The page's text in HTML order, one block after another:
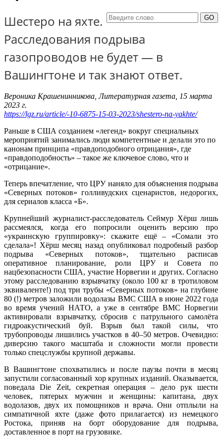
Шестеро на яхте.
Расследования подрыва
газопроводов не будет — в
Вашингтоне и так знают ответ.
Вероника Крашенинникова, Литературная газета, 15 марта
2023 г.
https://lgz.ru/article/-10-6875-15-03-2023/shestero-na-yakhte/
Раньше в США созданием «легенд» вокруг специальных
мероприятий занимались люди компетентные и делали это по
канонам принципа «правдоподобного отрицания», где
«правдоподобность» – такое же ключевое слово, что и
«отрицание».
Теперь впечатление, что ЦРУ наняло для объяснения подрыва
«Северных потоков» голливудских сценаристов, недорогих,
для сериалов класса «Б».
Крупнейший журналист-расследователь Сеймур Хёрш лишь
рассмеялся, когда его попросили оценить версию про
«украинскую группировку»: скажите ещё – «Сомали это
сделала»! Хёрш месяц назад опубликовал подробный разбор
подрыва «Северных потоков», тщательно расписав
оперативное планирование, роли ЦРУ и Совета по
нацбезопасности США, участие Норвегии и других. Согласно
этому расследованию взрывчатку (около 100 кг в тротиловом
эквиваленте!) под три трубы «Северных потоков» на глубине
80 (!) метров заложили водолазы ВМС США в июне 2022 года
во время учений НАТО, а уже в сентябре ВМС Норвегии
активировали взрывчатку, сбросив с патрульного самолёта
гидроакустический буй. Взрыв был такой силы, что
трубопроводы лишились участков в 40–50 метров. Очевидно:
диверсию такого масштаба и сложности могли провести
только спецслужбы крупной державы.
В Вашингтоне спохватились и после паузы почти в месяц
запустили согласованный хор крупных изданий. Оказывается,
поведала Die Zeit, секретная операция – дело рук шести
человек, пятерых мужчин и женщины: капитана, двух
водолазов, двух их помощников и врача. Они отплыли на
симпатичной яхте (даже фото прилагается) из немецкого
Ростока, приняв на борт оборудование для подрыва,
доставленное в порт на грузовике.